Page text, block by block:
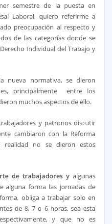
semestre de la puesta en
Laboral, quiero referirme a
preocupación al respecto y
de las categorías donde se
Individual del Trabajo y
nueva normativa, se dieron
principalmente entre los
muchos aspectos de ello.
y patronos discutir
cambiaron con la Reforma
realidad no se dieron estos
de trabajadores yalgunas
alguna forma las jornadas de
obliga a trabajar solo en
de 8, 7 o 6 horas, sea esta
y que no es